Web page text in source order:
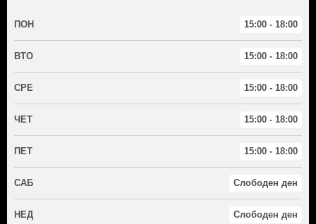
ПОН 15:00 - 18:00
ВТО 15:00 - 18:00
СРЕ 15:00 - 18:00
ЧЕТ 15:00 - 18:00
ПЕТ 15:00 - 18:00
САБ Слободен ден
НЕД Слободен ден